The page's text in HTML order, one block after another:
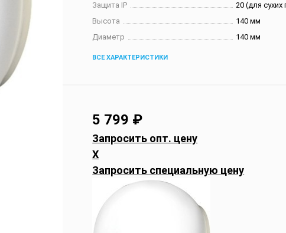
Защита IP
20 (для сухих
Высота
140 мм
Диаметр
140 мм
ВСЕ ХАРАКТЕРИСТИКИ
5 799 ₽
Запросить опт. цену
X
Запросить специальную цену